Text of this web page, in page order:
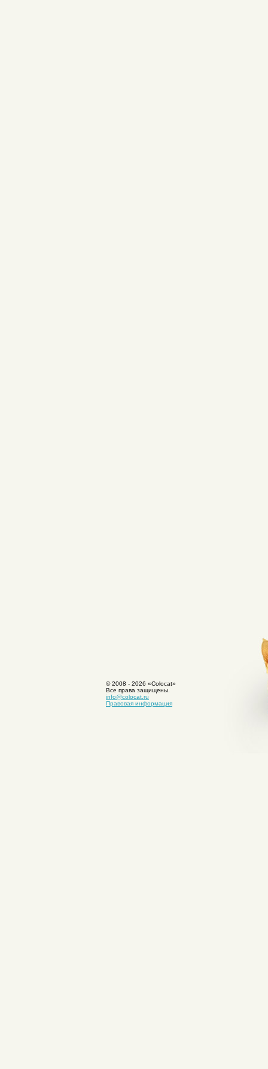
© 2008 - 2026 «Colocat»
Все права защищены.
info@colocat.ru
Правовая информация